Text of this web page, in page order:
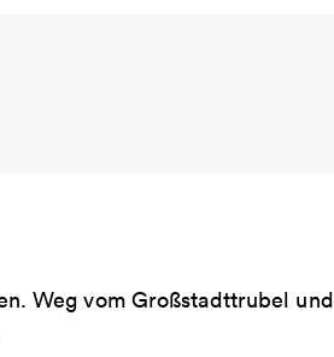
Weg vom Großstadttrubel und